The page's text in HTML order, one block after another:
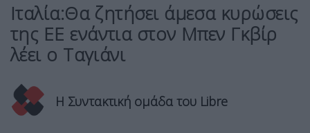
Ιταλία:Θα ζητήσει άμεσα κυρώσεις
της ΕΕ ενάντια στον Μπεν Γκβίρ
λέει ο Ταγιάνι
Η Συντακτική ομάδα του Libre